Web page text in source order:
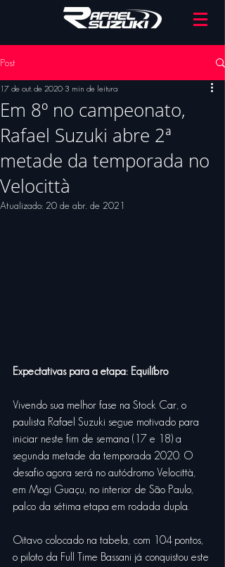
Post
Em 8º no campeonato,
Rafael Suzuki abre 2ª
metade da temporada no
Velocittà
17 de out. de 2020 3 min de leitura
Atualizado: 20 de abr. de 2021
Expectativas para a etapa: Equilíbro
Vivendo sua melhor fase na Stock Car, o
paulista Rafael Suzuki segue motivado para
iniciar neste fim de semana (17 e 18) a
segunda metade da temporada 2020. O
desafio agora será no autódromo Velocittà,
em Mogi Guaçu, no interior de São Paulo,
palco da sétima etapa em rodada dupla.
Oitavo colocado na tabela, com 104 pontos,
o piloto da Full Time Bassani já conquistou este